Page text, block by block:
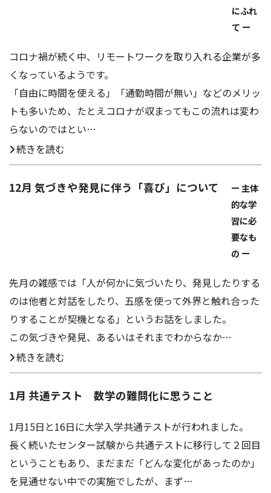
にふれ
て ー
コロナ禍が続く中、リモートワークを取り入れる企業が多
くなっているようです。
「自由に時間を使える」「通勤時間が無い」などのメリッ
トも多いため、たとえコロナが収まってもこの流れは変わ
らないのではとい…
続きを読む
12月 気づきや発見に伴う「喜び」について
ー 主体
的な学
習に必
要なも
の ー
先月の雑感では「人が何かに気づいたり、発見したりする
のは他者と対話をしたり、五感を使って外界と触れ合った
りすることが契機となる」というお話をしました。
この気づきや発見、あるいはそれまでわからなか…
続きを読む
1月 共通テスト 数学の難問化に思うこと
1月15日と16日に大学入学共通テストが行われました。
長く続いたセンター試験から共通テストに移行して２回目
ということもあり、まだまだ「どんな変化があったのか」
を見通せない中での実施でしたが、まず…